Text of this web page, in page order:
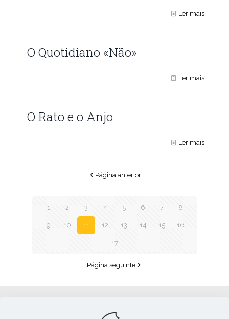
Ler mais
O Quotidiano «Não»
Ler mais
O Rato e o Anjo
Ler mais
Página anterior
1 2 3 4 5 6 7 8
9 10 11 12 13 14 15 16
17
Página seguinte